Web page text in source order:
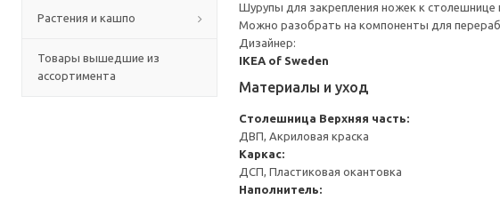
Растения и кашпо
Товары вышедшие из
ассортимента
Шурупы для закрепления ножек к столешнице
Можно разобрать на компоненты для
Дизайнер:
IKEA of Sweden
Материалы и уход
Столешница Верхняя часть:
ДВП, Акриловая краска
Каркас:
ДСП, Пластиковая окантовка
Наполнитель: